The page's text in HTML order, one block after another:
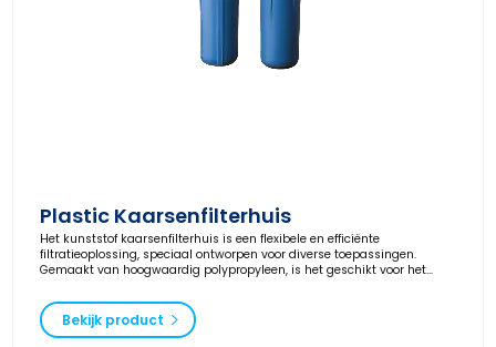
Plastic Kaarsenfilterhuis
Het kunststof kaarsenfilterhuis is een flexibele en efficiënte
filtratieoplossing, speciaal ontworpen voor diverse toepassingen.
Gemaakt van hoogwaardig polypropyleen, is het geschikt voor het
Bekijk product